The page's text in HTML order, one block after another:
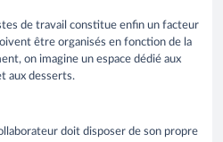
de travail constitue enfin un facteur
être organisés en fonction de la
on imagine un espace dédié aux
aux desserts.
doit disposer de son propre